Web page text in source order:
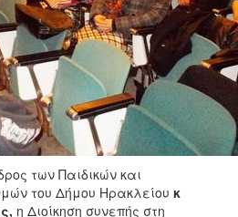
των Παιδικών και
του Δήμου Ηρακλείου κ
η Διοίκηση συνεπής στη